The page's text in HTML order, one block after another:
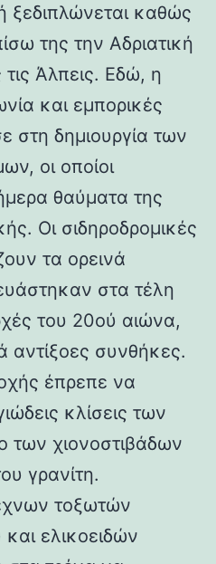
ξεδιπλώνεται καθώς
της την Αδριατική
τις Άλπεις. Εδώ, η
και εμπορικές
στη δημιουργία των
οι οποίοι
θαύματα της
Οι σιδηροδρομικές
τα ορεινά
στα τέλη
του 20ού αιώνα,
αντίξοες συνθήκες.
έπρεπε να
κλίσεις των
των χιονοστιβάδων
γρανίτη.
τοξωτών
ελικοειδών